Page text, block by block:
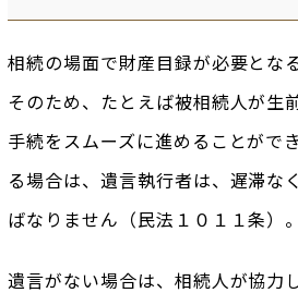
相続の場面で財産目録が必要とな
そのため、たとえば被相続人が生
手続をスムーズに進めることがで
る場合は、遺言執行者は、遅滞な
ばなりません（民法１０１１条）。
遺言がない場合は、相続人が協力